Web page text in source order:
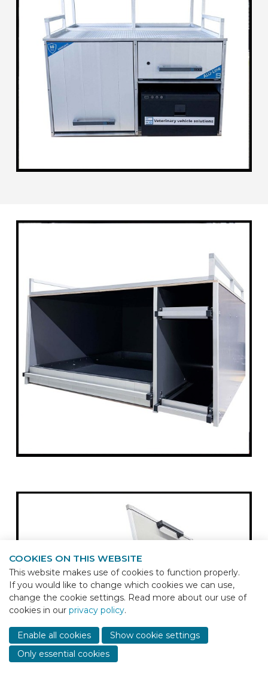
COOKIES ON THIS WEBSITE
This website makes use of cookies to function properly.
If you would like to change which cookies we can use,
change the cookie settings. Read more about our use of
cookies in our privacy policy.
Enable all cookies
Show cookie settings
Only essential cookies